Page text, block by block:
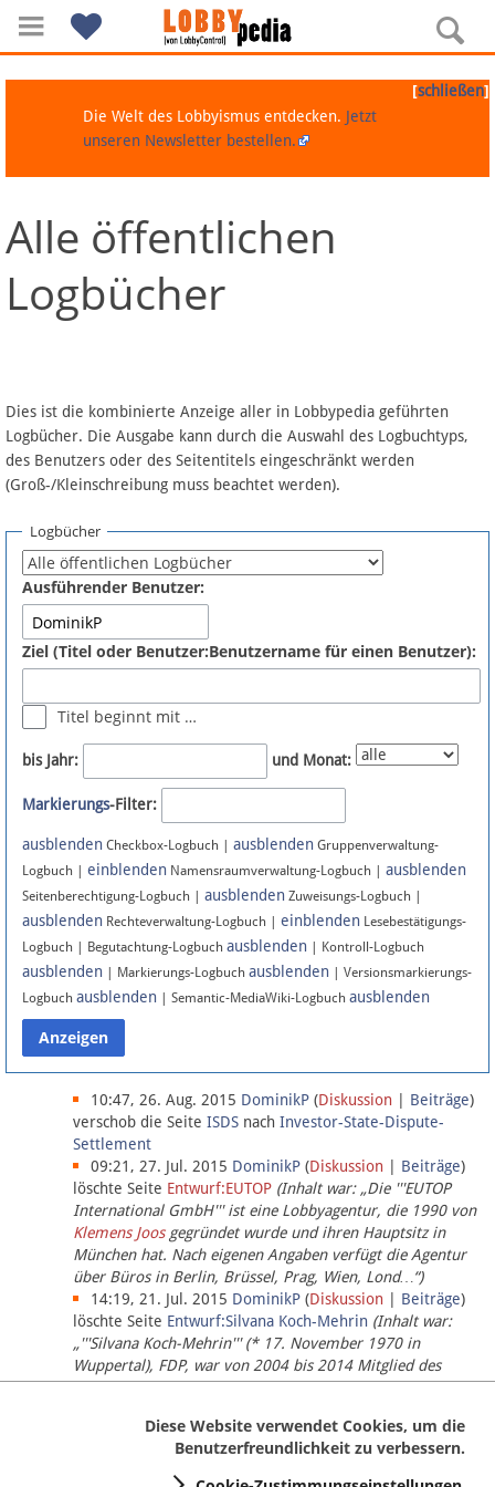
Navigation
Über Lobbypedia
Artikel nach Kategorien
FAQ
Fördermitglied werden
Fehler melden
Newsletter
Bluesky
Facebook
Instagram
Anmelden
Datenschutz
Über Lobbypedia
Impressum
[schließen]
Die Welt des Lobbyismus entdecken. Jetzt
unseren Newsletter bestellen.
Alle öffentlichen
Logbücher
Dies ist die kombinierte Anzeige aller in Lobbypedia geführten
Logbücher. Die Ausgabe kann durch die Auswahl des Logbuchtyps,
des Benutzers oder des Seitentitels eingeschränkt werden
(Groß-/Kleinschreibung muss beachtet werden).
Logbücher
Ausführender Benutzer:
Ziel (Titel oder Benutzer:Benutzername für einen Benutzer):
Titel beginnt mit …
bis Jahr: und Monat:
Markierungs-Filter:
ausblenden Checkbox-Logbuch | ausblenden Gruppenverwaltung-
Logbuch | einblenden Namensraumverwaltung-Logbuch | ausblenden
Seitenberechtigung-Logbuch | ausblenden Zuweisungs-Logbuch |
ausblenden Rechteverwaltung-Logbuch | einblenden Lesebestätigungs-
Logbuch | Begutachtung-Logbuch ausblenden | Kontroll-Logbuch
ausblenden | Markierungs-Logbuch ausblenden | Versionsmarkierungs-
Logbuch ausblenden | Semantic-MediaWiki-Logbuch ausblenden
10:47, 26. Aug. 2015 DominikP (Diskussion Beiträge)
verschob die Seite ISDS nach Investor-State-Dispute-
Settlement
09:21, 27. Jul. 2015 DominikP (Diskussion Beiträge)
löschte Seite Entwurf:EUTOP (Inhalt war: „Die '''EUTOP
International GmbH''' ist eine Lobbyagentur, die 1990 von
Klemens Joosgegründet wurde und ihren Hauptsitz in
München hat. Nach eigenen Angaben verfügt die Agentur
über Büros in Berlin, Brüssel, Prag, Wien, Lond…“)
14:19, 21. Jul. 2015 DominikP (Diskussion Beiträge)
löschte Seite Entwurf:Silvana Koch-Mehrin (Inhalt war:
„'''Silvana Koch-Mehrin''' (* 17. November 1970 in
Wuppertal), FDP, war von 2004 bis 2014 Mitglied des
Europäischen Parlaments, seit November 2014 ist sie für
Diese Website verwendet Cookies, um die
Benutzerfreundlichkeit zu verbessern.